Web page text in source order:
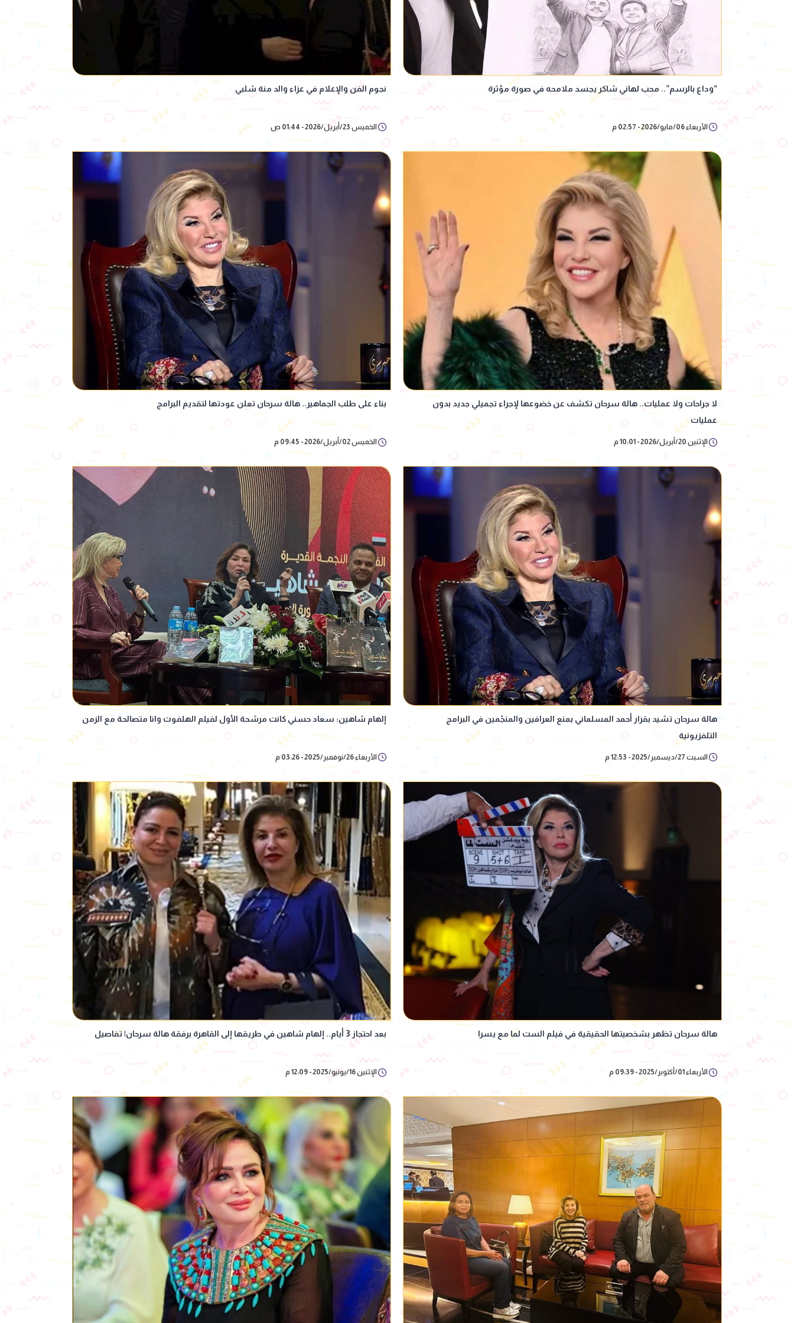
“وداع بالرسم”.. محب لهاني شاكر يجسد ملامحه في صورة مؤثرة
الأربعاء 06/مايو/2026 - 02:57 م
نجوم الفن والإعلام في عزاء والد منة شلبي
الخميس 23/أبريل/2026 - 01:44 ص
لا جراحات ولا عمليات.. هالة سرحان تكشف عن خضوعها لإجراء تجميلي جديد بدون
عمليات
الإثنين 20/أبريل/2026 - 10:01 م
بناء على طلب الجماهير.. هالة سرحان تعلن عودتها لتقديم البرامج
الخميس 02/أبريل/2026 - 09:45 م
هالة سرحان تشيد بقرار أحمد المسلماني بمنع العرافين والمنجّمين في البرامج
التلفزيونية
السبت 27/ديسمبر/2025 - 12:53 م
إلهام شاهين: سعاد حسني كانت مرشحة الأول لفيلم الهلفوت وانا متصالحة مع الزمن
الأربعاء 26/نوفمبر/2025 - 03:26 م
هالة سرحان تظهر بشخصيتها الحقيقية في فيلم الست لما مع يسرا
الأربعاء 01/أكتوبر/2025 - 09:39 م
بعد احتجاز 3 أيام.. إلهام شاهين في طريقها إلى القاهرة برفقة هالة سرحان| تفاصيل
الإثنين 16/يونيو/2025 - 12:09 م